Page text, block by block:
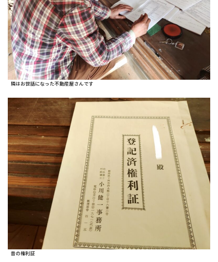
隣はお世話になった不動産屋さんです
昔の権利証